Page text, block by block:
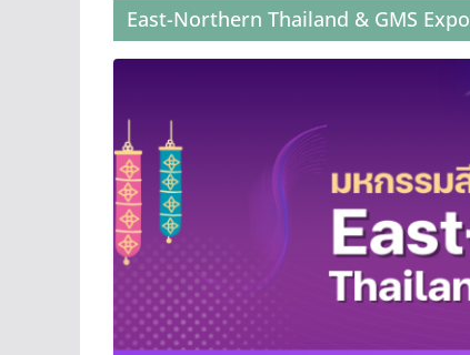
และการท่องเที่ยวของเมือง
East-Northern Thailand & GMS Expo